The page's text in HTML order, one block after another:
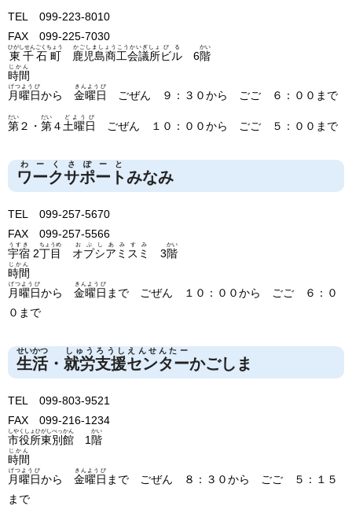
TEL 099-223-8010
FAX 099-225-7030
東千石町
ひがしせんごくちょう
鹿児島商工会議所
かごしましょうこうかいぎしょ
ビル
びる
6階
かい
時間
じかん
月曜日
げつようび
から 金曜日
きんようび
ごぜん ９：３０から ごご ６：００まで
第
だい
２・ 第
だい
４ 土曜日
どようび
ごぜん １０：００から ごご ５：００まで
ワークサポート
わーくさぽーと
みなみ
TEL 099-257-5670
FAX 099-257-5566
宇宿
うすき
2丁目
ちょうめ
オプシアミスミ
おぷしあみすみ
3階
かい
時間
じかん
月曜日
げつようび
から 金曜日
きんようび
まで ごぜん １０：００から ごご ６：０
０まで
生活
せいかつ
・ 就労支援センター
しゅうろうしえんせんたー
かごしま
TEL 099-803-9521
FAX 099-216-1234
市役所東別館
しやくしょひがしべっかん
1 階
かい
時間
じかん
月曜日
げつようび
から 金曜日
きんようび
まで ごぜん ８：３０から ごご ５：１５
まで